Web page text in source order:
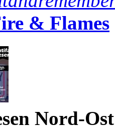
& Flames
Nord-